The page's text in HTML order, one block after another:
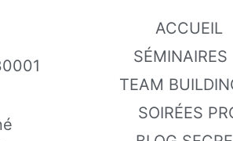
ACCUEIL
SÉMINAIRES
TEAM
SOIRÉES